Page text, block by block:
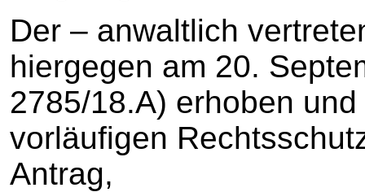
Der – anwaltlich
hiergegen am 20.
2785/18.A) erhoben
vorläufigen
Antrag,